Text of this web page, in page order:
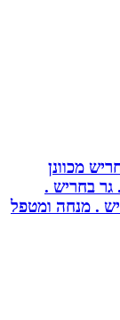
.
כלנית 30 חריש . מנחה ומטפל